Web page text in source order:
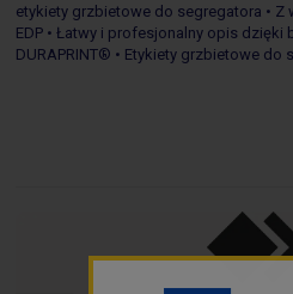
etykiety grzbietowe do segregatora •
EDP • Łatwy i profesjonalny opis dzięki
DURAPRINT® • Etykiety grzbietowe